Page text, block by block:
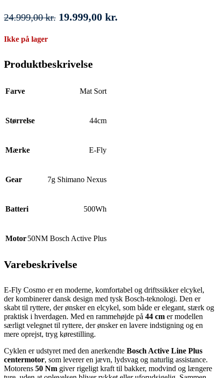
24.999,00kr. Den
24.999,00 kr..
19.999,00 kr.
Ikke på lager
Produktbeskrivelse
Farve Mat Sort
Størrelse 44cm
Mærke E-Fly
Gear 7g Shimano Nexus
Batteri 500Wh
Motor50NM Bosch Active Plus
Varebeskrivelse
E‑Fly Cosmo er en moderne, komfortabel og driftssikker elcykel,
der kombinerer dansk design med tysk Bosch‑teknologi. Den er
skabt til ryttere, der ønsker en elcykel, som både er elegant, stærk og
praktisk i hverdagen. Med en rammehøjde på 44 cm er modellen
særligt velegnet til ryttere, der ønsker en lavere indstigning og en
mere oprejst, tryg kørestilling.
Cyklen er udstyret med den anerkendte Bosch Active Line Plus
centermotor, som leverer en jævn, lydsvag og naturlig assistance.
Motorens 50 Nm giver rigeligt kraft til bakker, modvind og længere